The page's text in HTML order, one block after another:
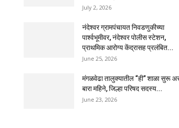
July 2, 2026
नंदेश्वर ग्रामपंचायत निवडणुकीच्या
पार्श्वभूमीवर, नंदेश्वर पोलीस स्टेशन,
प्राथमिक आरोग्य केंद्रासह प्रलंबित...
June 25, 2026
मंगळवेढा तालुक्यातील “ही” शाळा सुरू
बारा महिने, जिल्हा परिषद सदस्य...
June 23, 2026